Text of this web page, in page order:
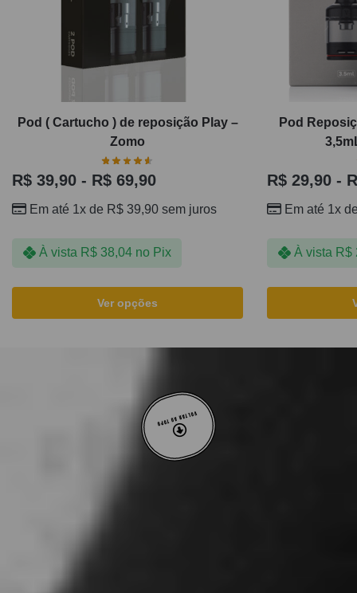
Pod ( Cartucho ) de reposição Play –
Zomo
R$ 39,90 - R$ 69,90
Em até 1x de R$ 39,90 sem juros
À vista R$38,04 no Pix
Ver opções
Pod
R$ 29,90 -
Em até 1x
À vista R$
VOLTAR AO TOPO